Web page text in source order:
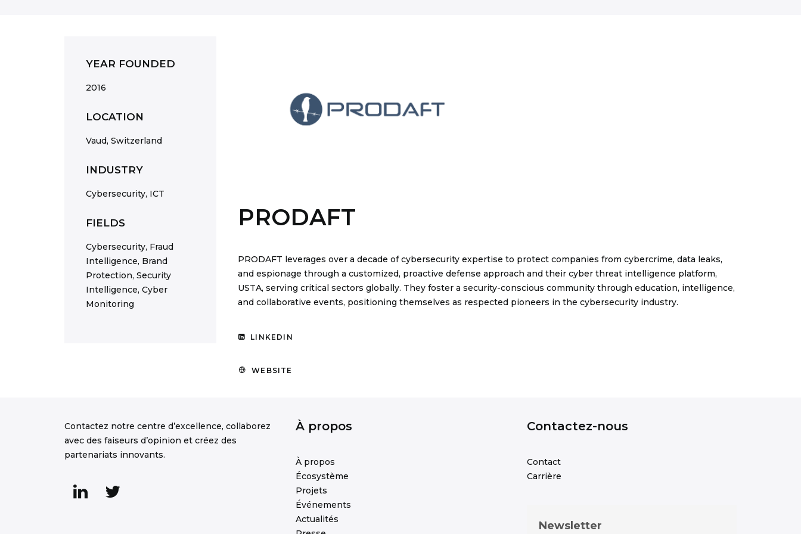
YEAR FOUNDED
2016
LOCATION
Vaud, Switzerland
INDUSTRY
Cybersecurity, ICT
FIELDS
Cybersecurity, Fraud
Intelligence, Brand
Protection, Security
Intelligence, Cyber
Monitoring
PRODAFT
PRODAFT leverages over a decade of cybersecurity expertise to protect companies from cybercrime, data leaks,
and espionage through a customized, proactive defense approach and their cyber threat intelligence platform,
USTA, serving critical sectors globally. They foster a security-conscious community through education, intelligence,
and collaborative events, positioning themselves as respected pioneers in the cybersecurity industry.
LINKEDIN
WEBSITE
Contactez notre centre d’excellence, collaborez
avec des faiseurs d’opinion et créez des
partenariats innovants.
À propos
À propos
Écosystème
Projets
Événements
Actualités
Contactez-nous
Contact
Carrière
Newsletter